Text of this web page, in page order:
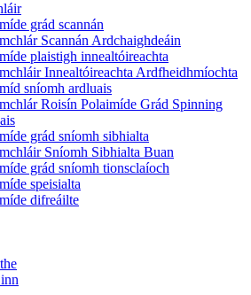
grád scannán
Scannán Ardchaighdeáin
plaistigh innealtóireachta
Innealtóireachta Ardfheidhmíochta
sníomh ardluais
Roisín Polaimíde Grád Spinning
grád sníomh sibhialta
Sníomh Sibhialta Buan
grád sníomh tionsclaíoch
speisialta
difreáilte